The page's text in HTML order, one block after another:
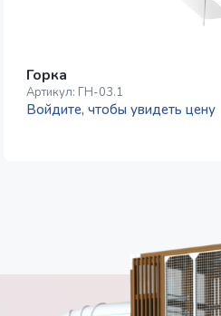
Горка
Артикул: ГН-03.1
Войдите, чтобы увидеть цену